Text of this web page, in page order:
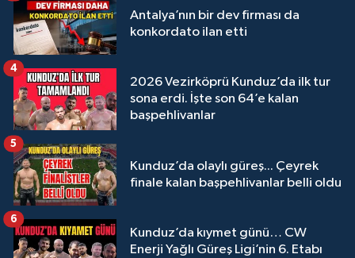
Antalya’nın bir dev firması da
konkordato ilan etti
2026 Vezirköprü Kunduz’da ilk tur
sona erdi. İşte son 64’e kalan
başpehlivanlar
4
Kunduz’da olaylı güreş... Çeyrek
finale kalan başpehlivanlar belli oldu
5
Kunduz’da kıymet günü… CW
Enerji Yağlı Güreş Ligi’nin 6. Etabı
6